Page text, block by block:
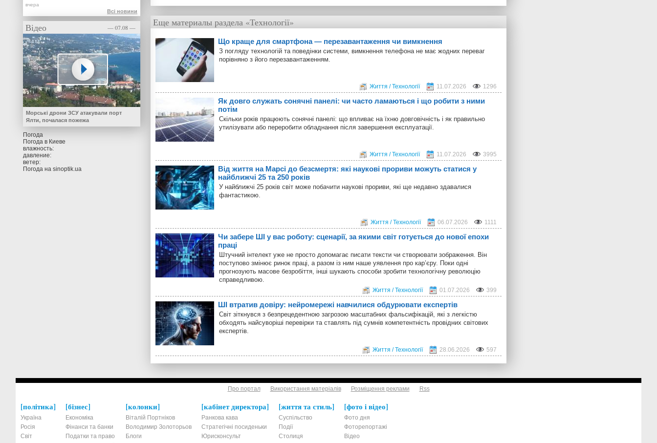
Еще материалы раздела «Технології»
Що краще для смартфона — перезавантаження чи вимкнення
З погляду технологій та поведінки системи, вимкнення телефона не має жодних переваг
порівняно з його перезавантаженням.
Життя / Технології 11.07.2026 1296
Як довго служать сонячні панелі: чи часто ламаються і що робити з ними
потім
Скільки років працюють сонячні панелі: що впливає на їхню довговічність і як правильно
утилізувати або переробити обладнання після завершення експлуатації.
Життя / Технології 11.07.2026 3995
Від життя на Марсі до безсмертя: які наукові прориви можуть статися у
найближчі 25 та 250 років
У найближчі 25 років світ може побачити наукові прориви, які ще недавно здавалися
фантастикою.
Життя / Технології 06.07.2026 1111
Чи забере ШІ у вас роботу: сценарії, за якими світ готується до нової епохи
праці
Штучний інтелект уже не просто допомагає писати тексти чи створювати зображення. Він
поступово змінює ринок праці, а разом із ним наше уявлення про кар’єру. Поки одні
прогнозують масове безробіття, інші шукають способи зробити технологічну революцію
справедливою.
Життя / Технології 01.07.2026 399
ШІ втратив довіру: нейромережі навчилися обдурювати експертів
Світ зіткнувся з безпрецедентною загрозою масштабних фальсифікацій, які з легкістю
обходять найсуворіші перевірки та ставлять під сумнів компетентність провідних світових
експертів.
Життя / Технології 28.06.2026 597
Всі новини
Відео — 07.08 —
Морські дрони ЗСУ атакували порт
Ялти, почалася пожежа
Погода
Погода в Киеве
влажность:
давление:
ветер:
Погода на sinoptik.ua
Про портал Використання матеріалів Розміщення реклами Rss
політика
Україна
Росія
Світ
бізнес
Економіка
Фінанси та банки
Податки та право
колонки
Віталій Портніков
Володимир Золоторьов
Блоги
кабінет директора
Ранкова кава
Стратегічні посиденьки
Юрисконсульт
життя та стиль
Суспільство
Події
Столиця
фото і відео
Фото дня
Фоторепортажі
Відео